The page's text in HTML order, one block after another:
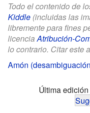
Todo el contenido de
Kiddle (incluidas las
libremente para fines
licenciaAtribución-
lo contrario. Citar este
Amón
Última